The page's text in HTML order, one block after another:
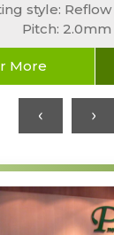
Reflow
Pitch: 2.0mm
‹ ›